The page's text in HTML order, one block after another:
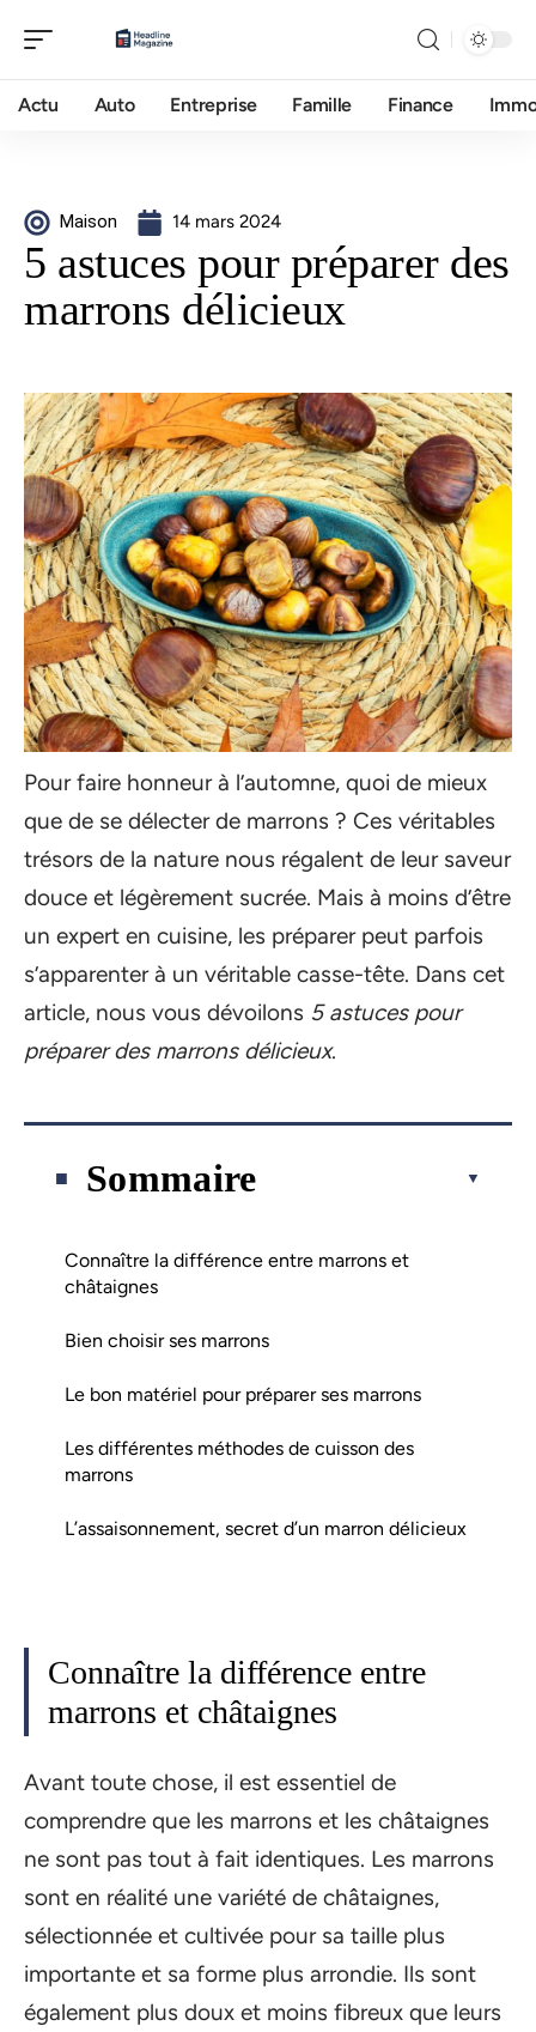
Actu Auto Entreprise Famille Finance
Maison 14 mars 2024
5 astuces pour préparer des
marrons délicieux
Pour faire honneur à l’automne, quoi de mieux
que de se délecter de marrons ? Ces véritables
trésors de la nature nous régalent de leur saveur
douce et légèrement sucrée. Mais à moins d’être
un expert en cuisine, les préparer peut parfois
s’apparenter à un véritable casse-tête. Dans cet
article, nous vous dévoilons 5 astuces pour
préparer des marrons délicieux.
Sommaire
Connaître la différence entre marrons et
châtaignes
Bien choisir ses marrons
Le bon matériel pour préparer ses marrons
Les différentes méthodes de cuisson des
marrons
L’assaisonnement, secret d’un marron délicieux
Connaître la différence entre
marrons et châtaignes
Avant toute chose, il est essentiel de
comprendre que les marrons et les châtaignes
ne sont pas tout à fait identiques. Les marrons
sont en réalité une variété de châtaignes,
sélectionnée et cultivée pour sa taille plus
importante et sa forme plus arrondie. Ils sont
également plus doux et moins fibreux que leurs